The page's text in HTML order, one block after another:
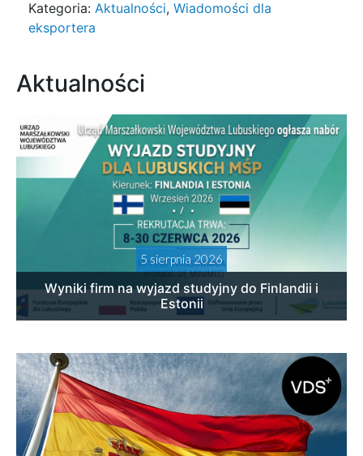
Kategoria: Aktualności, Wiadomości dla
eksportera
Aktualności
5 sierpnia 2026
Wyniki firm na wyjazd studyjny do Finlandii i
Estonii